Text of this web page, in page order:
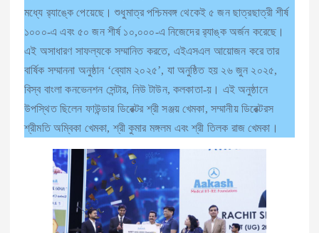
মধ্যে র‍্যাঙ্কে পেয়েছে। শুধুমাত্র পশ্চিমবঙ্গ থেকেই ৫ জন ছাত্রছাত্রী শীর্ষ
১০০০-এ এবং ৫০ জন শীর্ষ ১০,০০০-এ নিজেদের র‍্যাঙ্ক অর্জন করেছে।
এই অসাধারণ সাফল্যকে সম্মানিত করতে, এইএসএল আয়োজন করে তার
বার্ষিক সম্মাননা অনুষ্ঠান ‘ব্যোম ২০২৫’, যা অনুষ্ঠিত হয় ২৬ জুন ২০২৫,
বিস্ব বাংলা কনভেনশন সেন্টার, নিউ টাউন, কলকাতা-য়। এই অনুষ্ঠানে
উপস্থিত ছিলেন ফাউন্ডার ডিরেক্টর শ্রী সঞ্জয় খেমকা, সম্মানীয় ডিরেক্টরস
শ্রীমতি অম্বিকা খেমকা, শ্রী কুমার মঙ্গলম এবং শ্রী তিলক রাজ খেমকা।